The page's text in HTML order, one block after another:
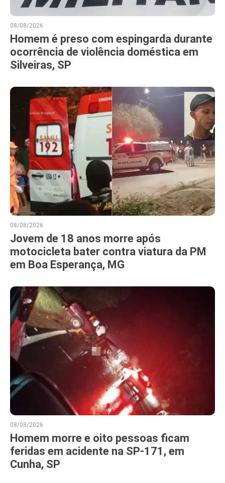
08/08/2026
Homem é preso com espingarda durante
ocorrência de violência doméstica em
Silveiras, SP
08/08/2026
Jovem de 18 anos morre após
motocicleta bater contra viatura da PM
em Boa Esperança, MG
08/08/2026
Homem morre e oito pessoas ficam
feridas em acidente na SP-171, em
Cunha, SP